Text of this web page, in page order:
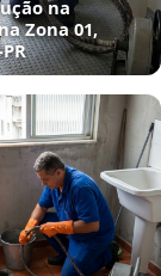
na
Zona 01,